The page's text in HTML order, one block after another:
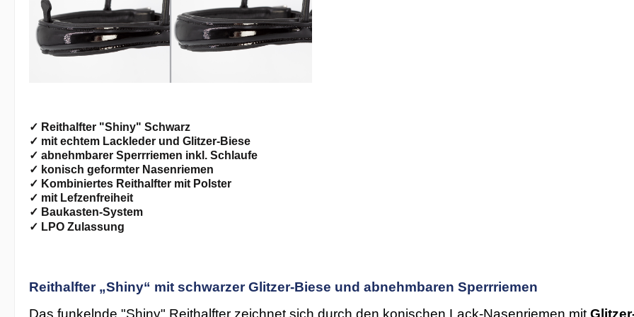
✓ Reithalfter "Shiny" Schwarz
✓ mit echtem Lackleder und Glitzer-Biese
✓ abnehmbarer Sperrriemen inkl. Schlaufe
✓ konisch geformter Nasenriemen
✓ Kombiniertes Reithalfter mit Polster
✓ mit Lefzenfreiheit
✓ Baukasten-System
✓ LPO Zulassung
Reithalfter „Shiny“ mit schwarzer Glitzer-Biese und abnehmbaren Sperrriemen
Das funkelnde "Shiny" Reithalfter zeichnet sich durch den konischen Lack-Nasenriemen mit